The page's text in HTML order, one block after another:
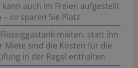
kann auch im Freien aufgestellt
so sparen Sie Platz
mieten, statt ihn
Miete sind die Kosten für die
in der Regel enthalten